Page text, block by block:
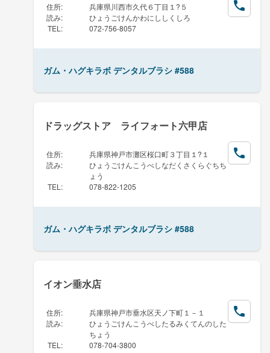
住所:
兵庫県川西市久代６丁目１?５
読み:
ひょうごけんかわにししくしろ
TEL : 072-756-8057
ガム・ハグキラボ デンタルブラシ #588
ドラッグストア ライフォート六甲店
住所:
兵庫県神戸市灘区桜口町３丁目１?１
読み:
ひょうごけんこうべしなだくさくらぐちち
ょう
TEL : 078-822-1205
ガム・ハグキラボ デンタルブラシ #588
イオン垂水店
住所:
兵庫県神戸市垂水区天ノ下町１－１
読み:
ひょうごけんこうべしたるみくてんのした
ちょう
TEL : 078-704-3800